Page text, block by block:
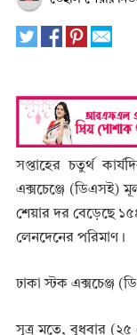
সপ্তাহের চতুর্থ
এক্সচেঞ্জে (ডিএসই)
শেয়ার দর বেড়েছে
লেনদেনের পরিমাণ।
ঢাকা স্টক এক্সচেঞ্জ
সূত্র মতে, বুধবার (২৫